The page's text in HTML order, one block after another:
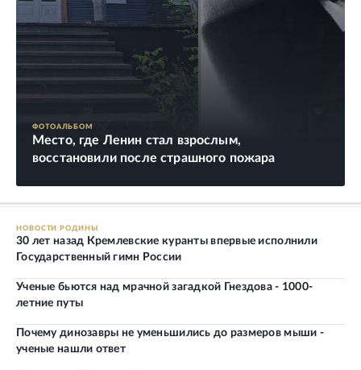
ФОТОАЛЬБОМ
Место, где Ленин стал взрослым,
восстановили после страшного пожара
НОВОСТИ РОДИНЫ
30 лет назад Кремлевские куранты впервые исполнили
Государственный гимн России
Ученые бьются над мрачной загадкой Гнездова - 1000-
летние путы
Почему динозавры не уменьшились до размеров мыши -
ученые нашли ответ